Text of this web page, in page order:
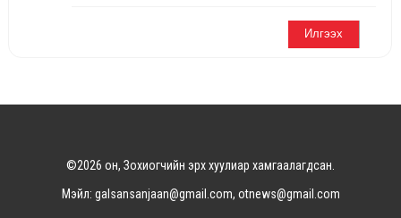
©2026 он, Зохиогчийн эрх хуулиар хамгаалагдсан.
Мэйл: galsansanjaan@gmail.com, otnews@gmail.com